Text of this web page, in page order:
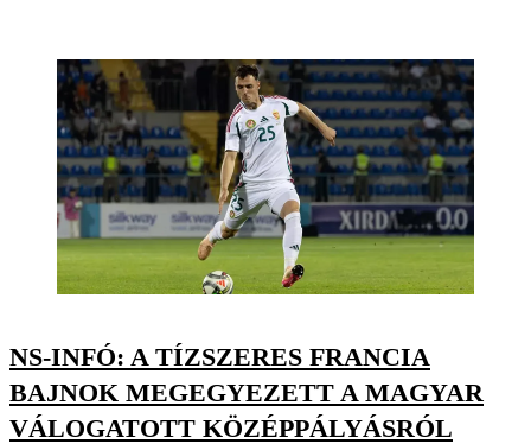
NS-INFÓ: A TÍZSZERES FRANCIA
BAJNOK MEGEGYEZETT A MAGYAR
VÁLOGATOTT KÖZÉPPÁLYÁSRÓL